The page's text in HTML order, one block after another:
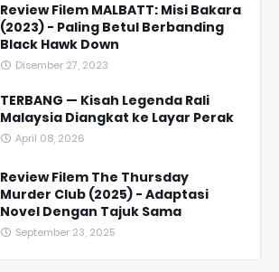
Review Filem MALBATT: Misi Bakara
(2023) - Paling Betul Berbanding
Black Hawk Down
Disember 27, 2023
TERBANG — Kisah Legenda Rali
Malaysia Diangkat ke Layar Perak
April 08, 2026
Review Filem The Thursday
Murder Club (2025) - Adaptasi
Novel Dengan Tajuk Sama
September 23, 2025